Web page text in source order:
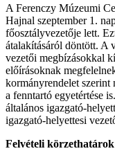
A Ferenczy Múzeumi
Hajnal szeptember 1.
főosztályvezetője lett.
átalakításáról döntött. A
vezetői megbízásokkal
előírásoknak
kormányrendelet szerint
a fenntartó egyetértése
általános igazgató-
igazgató-helyettesi
Felvételi körzethatárok